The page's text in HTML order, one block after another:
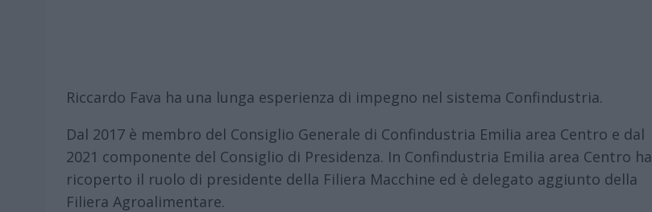
Riccardo Fava ha una lunga esperienza di impegno nel sistema Confindustria.
Dal 2017 è membro del Consiglio Generale di Confindustria Emilia area Centro e dal
2021 componente del Consiglio di Presidenza. In Confindustria Emilia area Centro ha
ricoperto il ruolo di presidente della Filiera Macchine ed è delegato aggiunto della
Filiera Agroalimentare.